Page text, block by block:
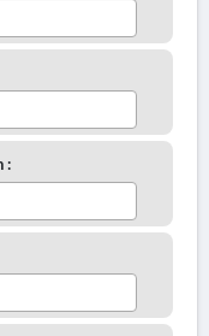
: